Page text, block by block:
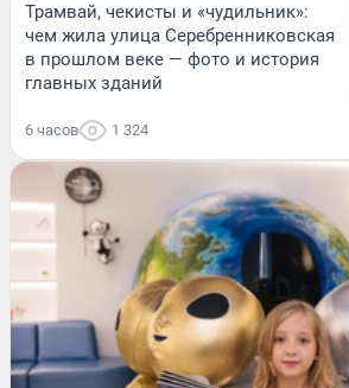
Трамвай, чекисты и «чудильник»:
чем жила улица Серебренниковская
в прошлом веке — фото и история
главных зданий
6 часов 1 324